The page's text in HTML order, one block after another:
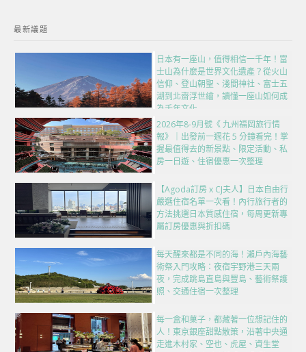
最新議題
日本有一座山，值得相信一千年！富
士山為什麼是世界文化遺產？從火山
信仰、登山朝聖、淺間神社、富士五
湖到北齋浮世繪，讀懂一座山如何成
為千年文化
2026年8-9月號《 九州福岡旅行情
報》｜出發前一週花 5 分鐘看完！掌
握最值得去的新景點、限定活動、私
房一日遊、住宿優惠一次整理
【Agoda訂房 x CJ夫人】日本自由行
嚴選住宿名單一次看！內行旅行者的
方法挑選日本質感住宿，每周更新專
屬訂房優惠與折扣碼
每天醒來都是不同的海！瀨戶內海藝
術祭入門攻略：夜宿宇野港三天兩
夜，完成跳島直島與豐島、藝術祭護
照、交通住宿一次整理
每一盒和菓子，都藏著一位想記住的
人！東京銀座甜點散策，沿著中央通
走進木村家、空也、虎屋、資生堂